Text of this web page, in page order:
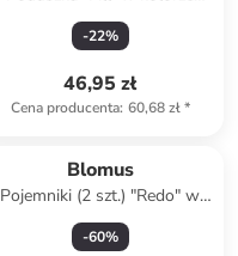
białym - 45 x 45 cm
-22%
46,95 zł
Cena producenta: 60,68 zł*
Blomus
Pojemniki (2 szt.) "Redo" w
kolorze beżowym - 32 x 15
cm
-60%